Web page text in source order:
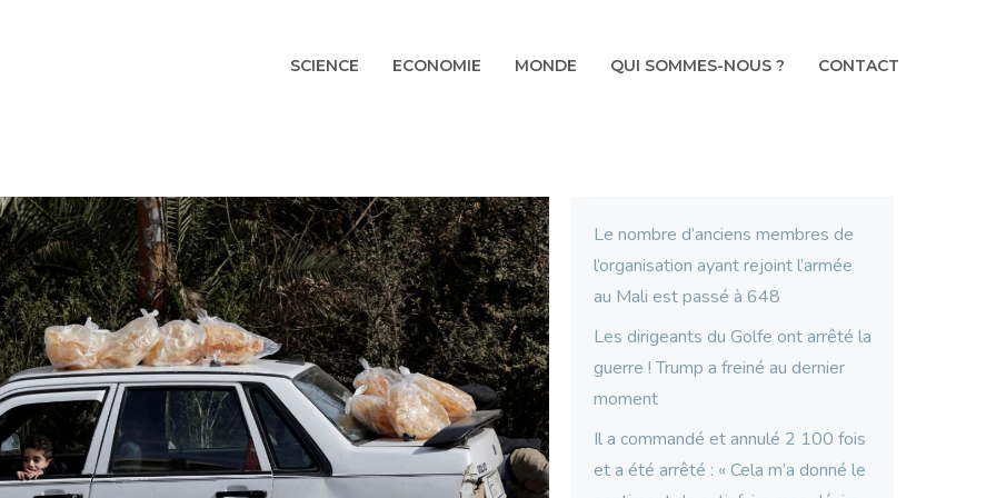
SCIENCE ECONOMIE MONDE QUI SOMMES-NOUS ? CONTACT
Le nombre d’anciens membres de
l’organisation ayant rejoint l’armée
au Mali est passé à 648
Les dirigeants du Golfe ont arrêté la
guerre ! Trump a freiné au dernier
moment
Il a commandé et annulé 2 100 fois
et a été arrêté : « Cela m’a donné le